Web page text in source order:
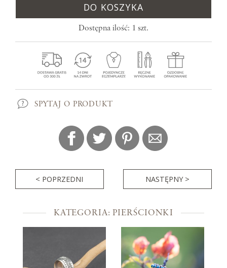
DO KOSZYKA
Dostępna ilość: 1 szt.
SPYTAJ O PRODUKT
< POPRZEDNI NASTĘPNY >
KATEGORIA: PIERŚCIONKI